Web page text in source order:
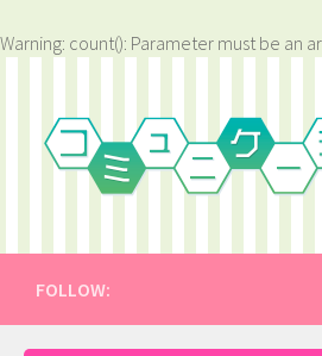
Warning: count(): Parameter must be an
FOLLOW: